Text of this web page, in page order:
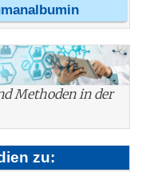
Methoden in der
zu: